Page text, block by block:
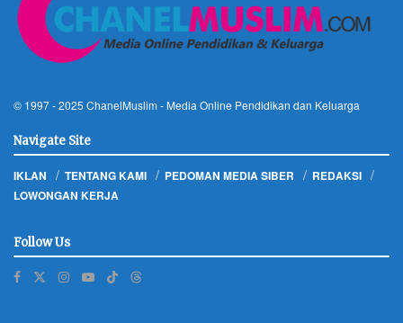
© 1997 - 2025 ChanelMuslim - Media Online Pendidikan dan Keluarga
Navigate Site
IKLAN TENTANG KAMI PEDOMAN MEDIA SIBER
REDAKSI
LOWONGAN KERJA
Follow Us